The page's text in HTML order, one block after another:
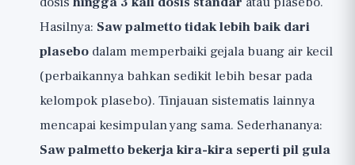
Hasilnya: Saw palmetto tidak lebih baik dari
plasebo dalam memperbaiki gejala buang air kecil
(perbaikannya bahkan sedikit lebih besar pada
kelompok plasebo). Tinjauan sistematis lainnya
mencapai kesimpulan yang sama. Sederhananya:
Saw palmetto bekerja kira-kira seperti pil gula